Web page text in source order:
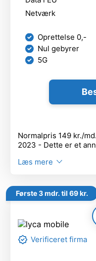
Netværk
Oprettelse 0,-
Nul gebyrer
5G
Normalpris 149 kr./
2023 - Dette er et
Læs mere
Første 3 mdr. til 69 kr.
Verificeret firma